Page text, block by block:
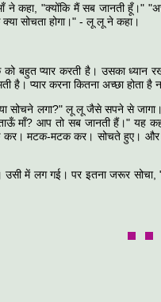
ने कहा, "क्योंकि मैं सब जानती हूँ।"
सोचता होगा।" - लू लू ने कहा।
बहुत प्यार करती है। उसका ध्यान
है। प्यार करना कितना अच्छा होता है
सोचने लगा?" लू लू जैसे सपने से
माँ? आप तो सब जानती हैं।" यह
कर। मटक-मटक कर। सोचते हुए। और
उसी में लग गई। पर इतना जरूर सोचा,